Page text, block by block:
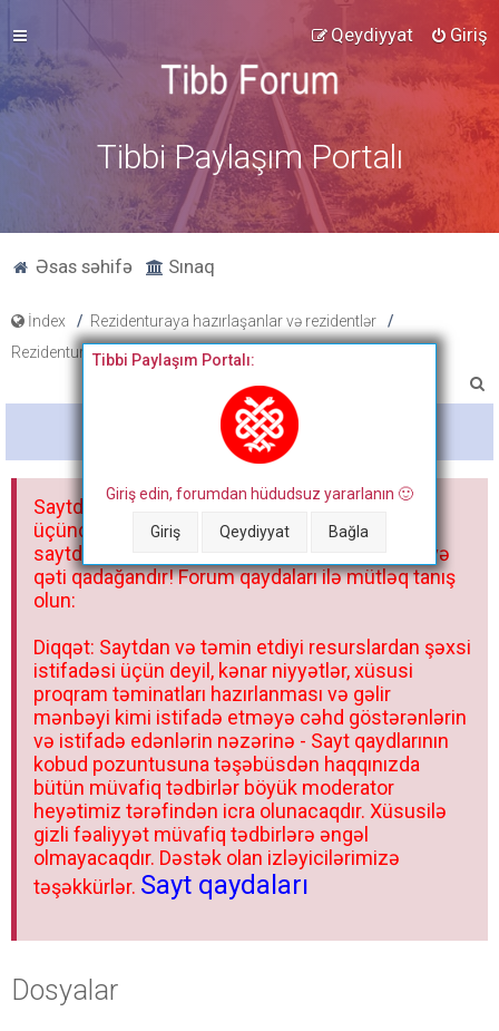
Giriş
Qeydiyyat
Tibbi Paylaşım Portalı
Əsas səhifə Sınaq
İndex
Rezidenturaya hazırlaşanlar və rezidentlər
Rezidentura hazırlıq materialları
a
Bitdi
Tibbi Paylaşım Portalı:
Giriş edin, forumdan hüdudsuz yararlanın 🙂
Giriş Qeydiyyat Bağla
Saytdakı materiallar yalnız fərdi istifadəniz
üçündür. Materialları istisnasız heç bir qrupda,
saytda və sosial şəbəkədə paylaşmaq olmaz və
qəti qadağandır! Forum qaydaları ilə mütləq tanış
olun:
Diqqət: Saytdan və təmin etdiyi resurslardan şəxsi
istifadəsi üçün deyil, kənar niyyətlər, xüsusi
proqram təminatları hazırlanması və gəlir
mənbəyi kimi istifadə etməyə cəhd göstərənlərin
və istifadə edənlərin nəzərinə - Sayt qaydlarının
kobud pozuntusuna təşəbüsdən haqqınızda
bütün müvafiq tədbirlər böyük moderator
heyətimiz tərəfindən icra olunacaqdır. Xüsusilə
gizli fəaliyyət müvafiq tədbirlərə əngəl
olmayacaqdır. Dəstək olan izləyicilərimizə
təşəkkürlər. Sayt qaydaları
Dosyalar